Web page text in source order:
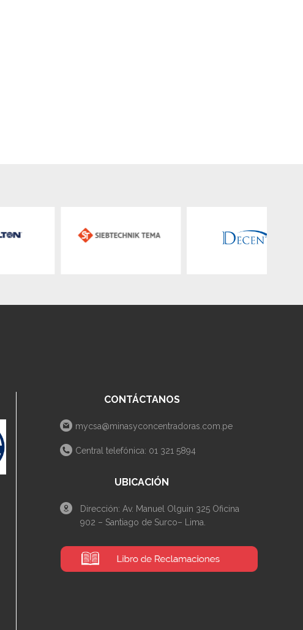
CONTÁCTANOS
mycsa@minasyconcentradoras.com.pe
Central telefónica: 01 321 5894
UBICACIÓN
Dirección: Av. Manuel Olguin 325 Oficina
902 – Santiago de Surco– Lima.